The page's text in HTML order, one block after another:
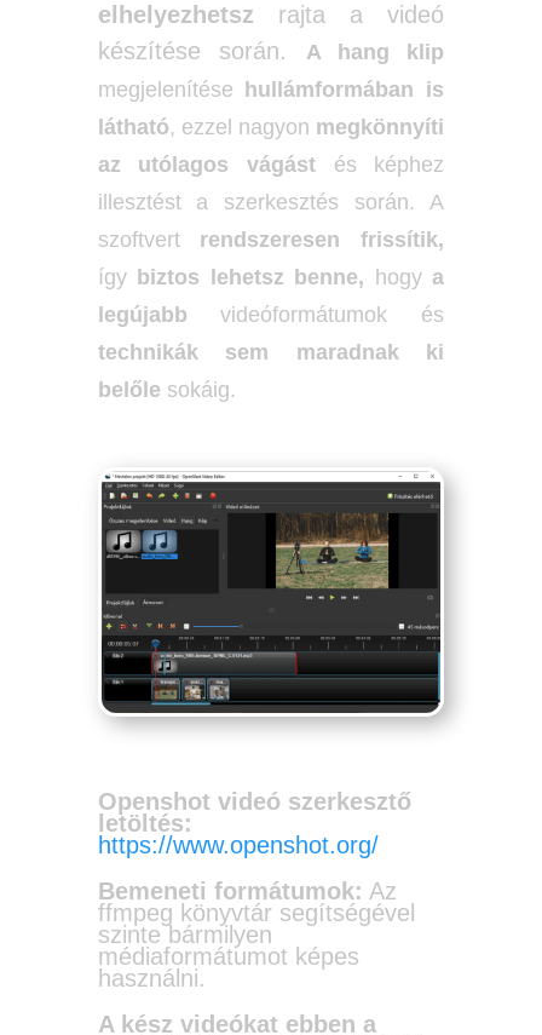
elhelyezhetsz rajta a videó
készítése során.
A hang klip
megjelenítése hullámformában is
látható, ezzel nagyon megkönnyíti
az utólagos vágást és képhez
illesztést a szerkesztés során.A
szoftvertrendszeresen frissítik,
így biztos lehetsz benne, hogy a
legújabb videóformátumok és
technikák sem maradnak ki
belőle sokáig.
Openshot videó szerkesztő
letöltés:
https://www.openshot.org/
Bemeneti formátumok: Az
ffmpeg könyvtár segítségével
szinte bármilyen
médiaformátumot képes
használni.
A kész videókat ebben a